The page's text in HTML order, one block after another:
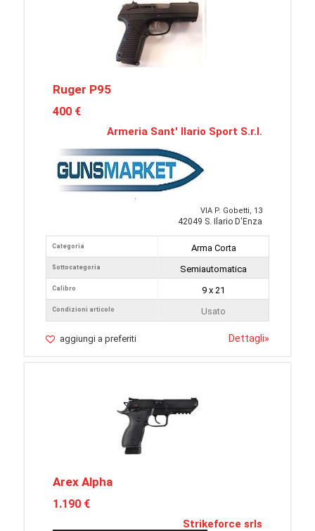
Ruger P95
400 €
Armeria Sant' Ilario Sport S.r.l.
VIA P. Gobetti, 13
42049 S. Ilario D'Enza
Categoria
Sottocategoria
Calibro
Condizioni articolo
Arma Corta
Semiautomatica
9 x 21
Usato
aggiungi a preferiti Dettagli»
Arex Alpha
1.190 €
Strikeforce srls